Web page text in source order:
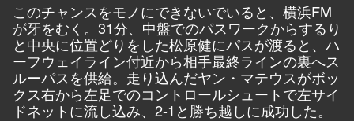
このチャンスをモノにできないでいると、横浜FM
が牙をむく。31分、中盤でのパスワークからするり
と中央に位置どりをした松原健にパスが渡ると、ハ
ーフウェイライン付近から相手最終ラインの裏へス
ルーパスを供給。走り込んだヤン・マテウスがボッ
クス右から左足でのコントロールシュートで左サイ
ドネットに流し込み、2-1と勝ち越しに成功した。